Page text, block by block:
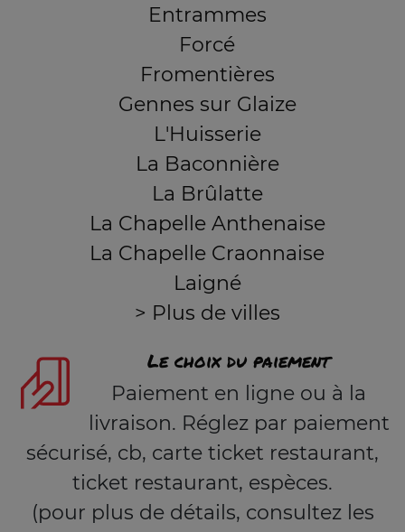
Entrammes
Forcé
Fromentières
Gennes sur Glaize
L'Huisserie
La Baconnière
La Brûlatte
La Chapelle Anthenaise
La Chapelle Craonnaise
Laigné
> Plus de villes
Le choix du paiement
Paiement en ligne ou à la
livraison. Réglez par paiement
sécurisé, cb, carte ticket restaurant,
ticket restaurant, espèces.
(pour plus de détails, consultez les